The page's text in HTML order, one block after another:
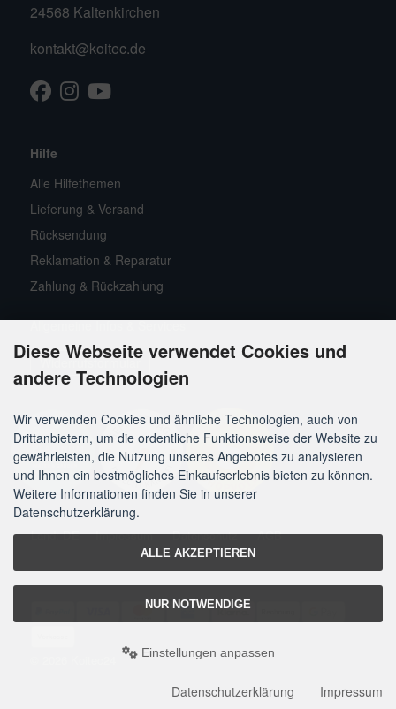
24568 Kaltenkirchen
kontakt@koitec.de
Facebook
Instagram
Hilfe
Alle Hilfethemen
Lieferung & Versand
Rücksendung
Reklamation & Reparatur
Zahlung & Rückzahlung
Allgemeine Infos & Services
Widerrufsformular
Land: DE Impressum Datenschutz AGB
Diese Webseite verwendet Cookies und
andere Technologien
Wir verwenden Cookies und ähnliche Technologien, auch von
Drittanbietern, um die ordentliche Funktionsweise der Website zu
gewährleisten, die Nutzung unseres Angebotes zu analysieren
und Ihnen ein bestmögliches Einkaufserlebnis bieten zu können.
Weitere Informationen finden Sie in unserer
Datenschutzerklärung.
ALLE AKZEPTIEREN
NUR NOTWENDIGE
Einstellungen anpassen
Datenschutzerklärung Impressum